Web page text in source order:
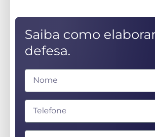
Saiba como
defesa.